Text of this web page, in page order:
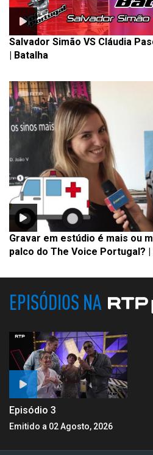
Salvador Simão VS Cláudia
| Batalha
Gravar em estúdio é mais ou
palco do The Voice Portugal?
EPISÓDIOS NA
Episódio 3
Emitido a 02 Agosto, 2026